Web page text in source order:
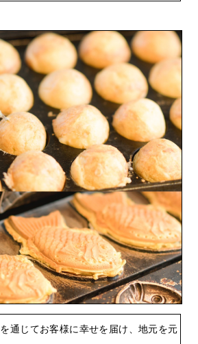
通じてお客様に幸せを届け、地元を元